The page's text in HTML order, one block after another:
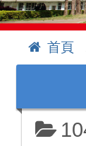
容
區
首頁